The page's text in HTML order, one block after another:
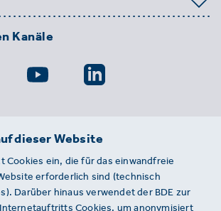
Kanäle
und
e. V.
2
dieser Website
Cookies ein, die für das einwandfreie
erforderlich sind (technisch
Darüber hinaus verwendet der BDE zur
Cookies, um anonymisiert